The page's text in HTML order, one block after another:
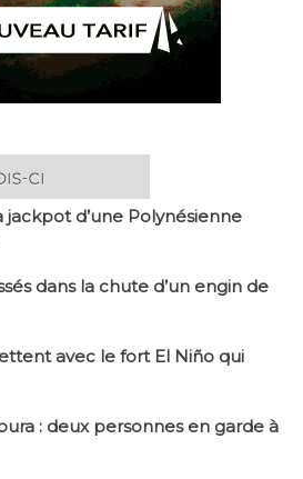
jackpot d’une Polynésienne
dans la chute d’un engin de
avec le fort El Niño qui
: deux personnes en garde à